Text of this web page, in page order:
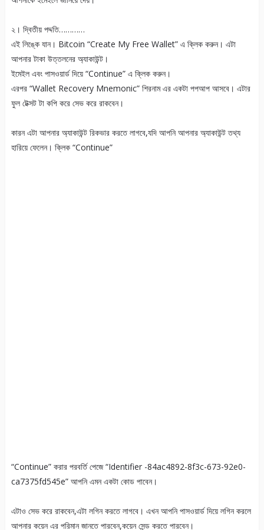
২। দ্বিতীয় পদ্দতি…………
এই লিঙ্কে যান। Bitcoin “Create My Free Wallet” এ ক্লিক করুন। এটা
আপনার টাকা উত্তলনের অ্যাকাউন্ট।
ইমেইল এবং পাসওয়ার্ড দিয়ে “Continue” এ ক্লিক করুন।
এরপর “Wallet Recovery Mnemonic” শিরনাম এর একটা পপআপ আসবে। এটার
ফুল টেক্সট টা কপি করে সেভ করে রাকবেন।
কারন এটা আপনার অ্যাকাউন্ট রিকভার করতে লাগবে,যদি আপনি আপনার অ্যাকাউন্ট তথ্য
হারিয়ে ফেলেন। ক্লিক “Continue”
“Continue” করার পরবর্তি পেজে “Identifier -84ac4892-8f3c-673-92e0-
ca7375fd545e” আপনি এমন একটা কোড পাবেন।
এটাও সেভ করে রাকবেন,এটা লগিন করতে লাগবে। এখন আপনি পাসওয়ার্ড দিয়ে লগিন করলে
আপনার কয়েন এর পরিমান জানতে পারবেন,কয়েন সেন্ড করতে পারবেন।